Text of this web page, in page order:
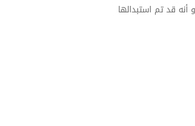
قد تم استبدالها